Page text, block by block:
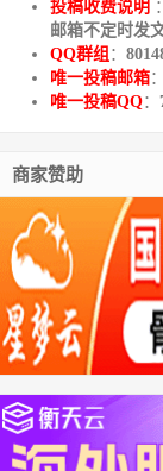
投稿收费说明 ：
邮箱不定时发
QQ群组 ：
唯一投稿邮箱：
唯一投稿QQ：
商家赞助